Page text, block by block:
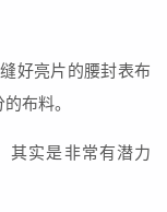
好亮片的腰封表布
布料。
其实是非常有潜力